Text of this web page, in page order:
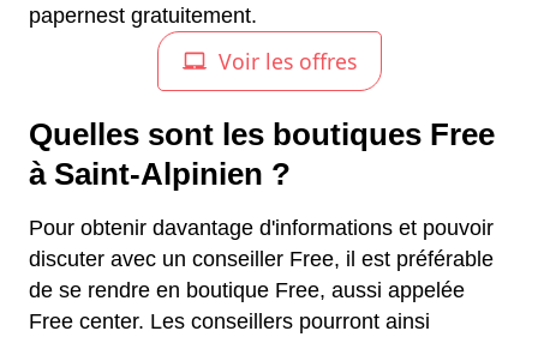
papernest gratuitement.
Quelles sont les boutiques Free
à Saint-Alpinien ?
Pour obtenir davantage d'informations et pouvoir
discuter avec un conseiller Free, il est préférable
de se rendre en boutique Free, aussi appelée
Free center. Les conseillers pourront ainsi